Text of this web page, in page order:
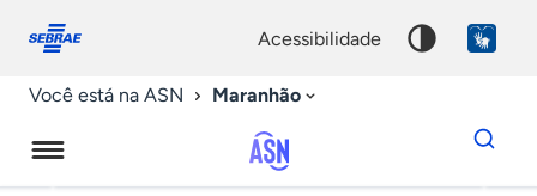
conosco
acessibilidade
Você está na ASN Maranhão
Dados
para